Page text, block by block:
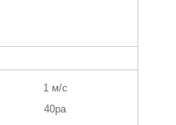
1 м/с
40ра